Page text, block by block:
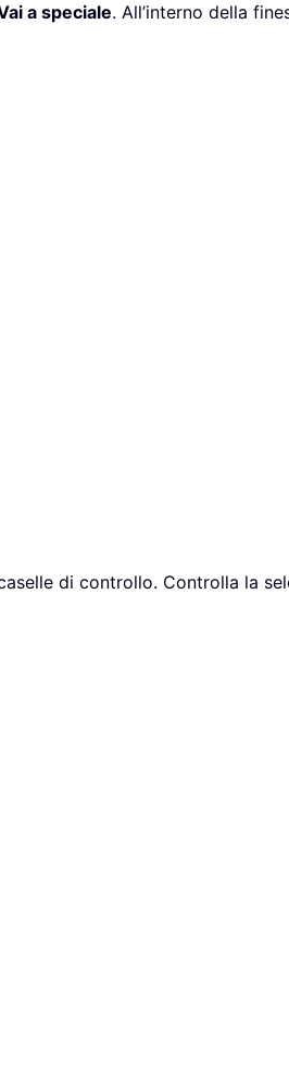
a speciale. All’interno della
di controllo. Controlla la